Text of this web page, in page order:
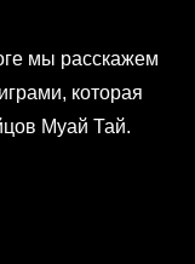
мы расскажем
которая
Муай Тай.